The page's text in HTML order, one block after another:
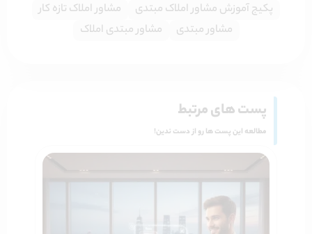
پکیج آموزش مشاور املاک مبتدی
مشاور املاک تازه کار
مشاور مبتدی
مشاور مبتدی املاک
پست های مرتبط
مطالعه این پست ها رو از دست ندین!